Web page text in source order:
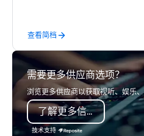
information, or send us your logo
we will create an interactive
presentation highlighting your
查看简档
需要更多供应商选项？
浏览更多供应商以获取视听、娱乐
了解更多信息
技术支持